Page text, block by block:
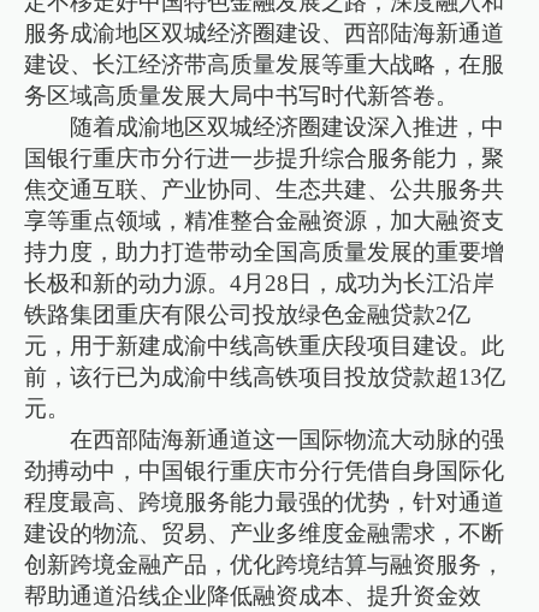
服务成渝地区双城经济圈建设、西部陆海新通道
建设、长江经济带高质量发展等重大战略，在服
务区域高质量发展大局中书写时代新答卷。
随着成渝地区双城经济圈建设深入推进，中
国银行重庆市分行进一步提升综合服务能力，聚
焦交通互联、产业协同、生态共建、公共服务共
享等重点领域，精准整合金融资源，加大融资支
持力度，助力打造带动全国高质量发展的重要增
长极和新的动力源。4月28日，成功为长江沿岸
铁路集团重庆有限公司投放绿色金融贷款2亿
元，用于新建成渝中线高铁重庆段项目建设。此
前，该行已为成渝中线高铁项目投放贷款超13亿
元。
在西部陆海新通道这一国际物流大动脉的强
劲搏动中，中国银行重庆市分行凭借自身国际化
程度最高、跨境服务能力最强的优势，针对通道
建设的物流、贸易、产业多维度金融需求，不断
创新跨境金融产品，优化跨境结算与融资服务，
帮助通道沿线企业降低融资成本、提升资金效